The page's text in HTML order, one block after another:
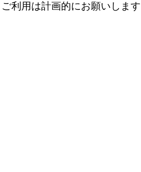
ご利用は計画的にお願いしま